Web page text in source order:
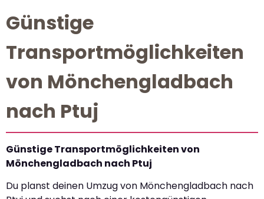
Günstige
Transportmöglichkeiten
von Mönchengladbach
nach Ptuj
Günstige Transportmöglichkeiten von
Mönchengladbach nach Ptuj
Du planst deinen Umzug von Mönchengladbach nach